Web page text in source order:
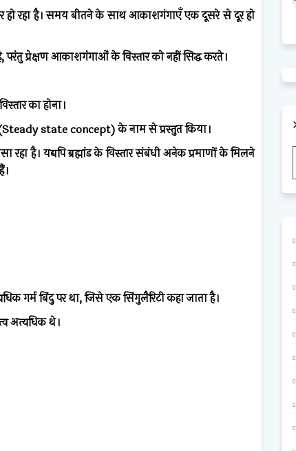
हो रहा है। समय बीतने के साथ आकाशगंगाएँ एक दूसरे से दूर हो
प्रेक्षण आकाशगंगाओं के विस्तार को नहीं सिद्ध करते।
का होना।
state concept) के नाम से प्रस्तुत किया।
है। यद्यपि ब्रह्मांड के विस्तार संबंधी अनेक प्रमाणों के मिलने
गर्म बिंदु पर था, जिसे एक सिंगुलैरिटी कहा जाता है।
अत्यधिक थे।